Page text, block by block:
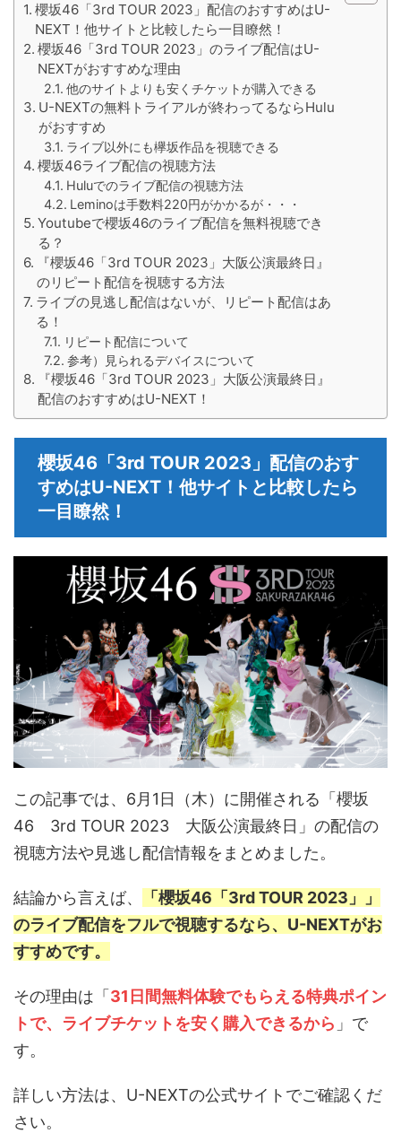
櫻坂46「3rd TOUR 2023」配信のおすすめはU-
NEXT！他サイトと比較したら一目瞭然！
櫻坂46「3rd TOUR 2023」のライブ配信はU-
NEXTがおすすめな理由
他のサイトよりも安くチケットが購入できる
U-NEXTの無料トライアルが終わってるならHulu
がおすすめ
ライブ以外にも欅坂作品を視聴できる
櫻坂46ライブ配信の視聴方法
Huluでのライブ配信の視聴方法
Leminoは手数料220円がかかるが・・・
Youtubeで櫻坂46のライブ配信を無料視聴でき
る？
『櫻坂46「3rd TOUR 2023」大阪公演最終日』
のリピート配信を視聴する方法
ライブの見逃し配信はないが、リピート配信はあ
る！
リピート配信について
参考）見られるデバイスについて
『櫻坂46「3rd TOUR 2023」大阪公演最終日』
配信のおすすめはU-NEXT！
櫻坂46「3rd TOUR 2023」配信のおす
すめはU-NEXT！他サイトと比較したら
一目瞭然！
この記事では、6月1日（木）に開催される「櫻坂
46 3rd TOUR 2023 大阪公演最終日」の配信の
視聴方法や見逃し配信情報をまとめました。
結論から言えば、
「櫻坂46「3rd TOUR 2023」」
のライブ配信をフルで視聴するなら、U-NEXTがお
すすめです。
その理由は「31日間無料体験でもらえる特典ポイン
トで、ライブチケットを安く購入できるから 」で
す。
詳しい方法は、U-NEXTの公式サイトでご確認くだ
さい。